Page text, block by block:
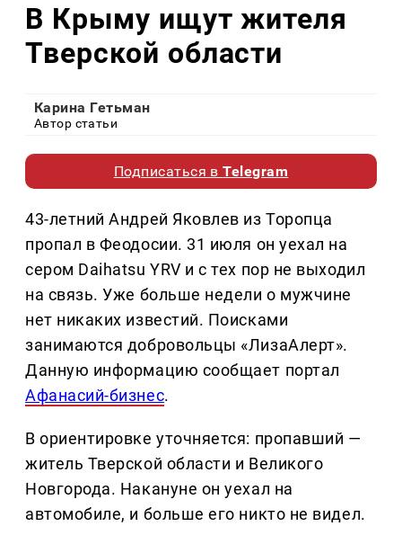
В Крыму ищут жителя
Тверской области
Карина Гетьман
Автор статьи
Подписаться вTelegram
43-летний Андрей Яковлев из Торопца
пропал в Феодосии. 31 июля он уехал на
сером Daihatsu YRV и с тех пор не выходил
на связь. Уже больше недели о мужчине
нет никаких известий. Поисками
занимаются добровольцы «ЛизаАлерт».
Данную информацию сообщает портал
Афанасий-бизнес.
В ориентировке уточняется: пропавший —
житель Тверской области и Великого
Новгорода. Накануне он уехал на
автомобиле, и больше его никто не видел.